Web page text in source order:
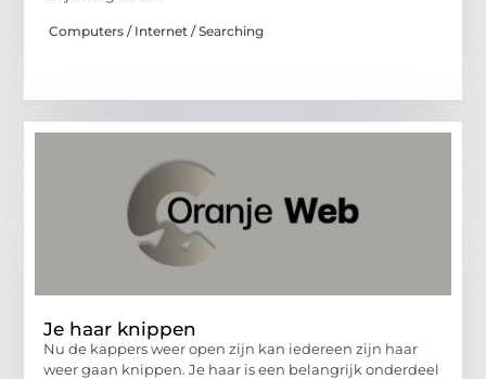
Computers / Internet / Searching
Je haar knippen
Nu de kappers weer open zijn kan iedereen zijn haar
weer gaan knippen. Je haar is een belangrijk onderdeel